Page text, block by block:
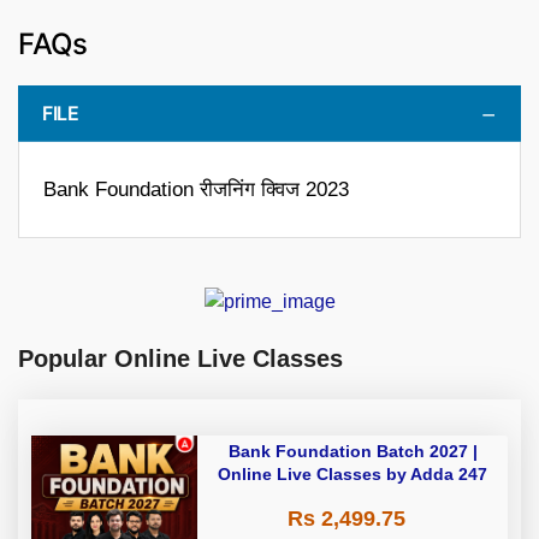
FAQs
FILE
Bank Foundation रीजनिंग क्विज 2023
Popular Online Live Classes
Bank Foundation Batch 2027 |
Online Live Classes by Adda 247
Rs 2,499.75